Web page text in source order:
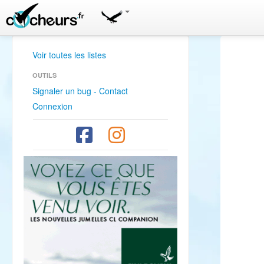
Voir toutes les listes
OUTILS
Signaler un bug - Contact
Connexion